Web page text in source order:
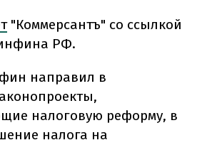
"Коммерсантъ" со ссылкой
РФ.
направил в
налоговую реформу, в
налога на